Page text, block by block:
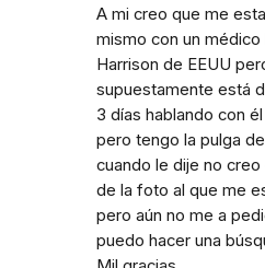
A mi creo que me
mismo con un
Harrison de EEUU
supuestamente está
3 días hablando con
pero tengo la pulga
cuando le dije no
de la foto al que me
pero aún no me a
puedo hacer una